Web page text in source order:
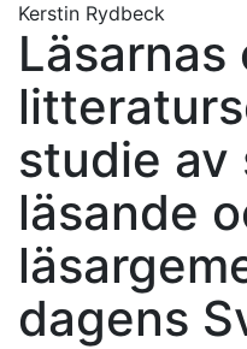
Kerstin Rydbeck
Läsarnas
studie av
läsande
dagens